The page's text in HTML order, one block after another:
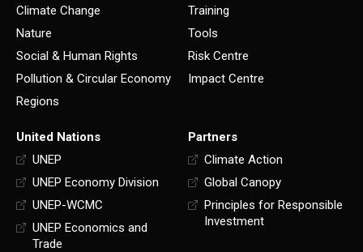
Climate Change
Nature
Social & Human Rights
Pollution & Circular Economy
Regions
Training
Tools
Risk Centre
Impact Centre
United Nations
UNEP
UNEP Economy Division
UNEP-WCMC
UNEP Economics and
Trade
Partners
Climate Action
Global Canopy
Principles for Responsible
Investment